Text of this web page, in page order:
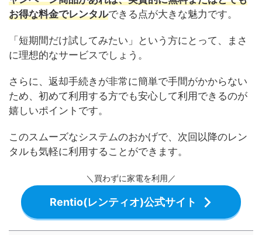
お得な料金でレンタルできる点が大きな魅力です。
「短期間だけ試してみたい」という方にとって、まさ
に理想的なサービスでしょう。
さらに、返却手続きが非常に簡単で手間がかからない
ため、初めて利用する方でも安心して利用できるのが
嬉しいポイントです。
このスムーズなシステムのおかげで、次回以降のレン
タルも気軽に利用することができます。
＼買わずに家電を利用／
Rentio(レンティオ)公式サイト